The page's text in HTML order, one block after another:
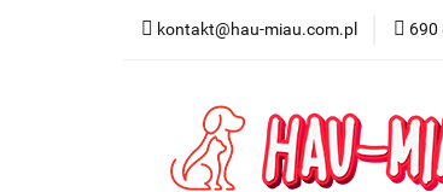
kontakt@hau-miau.com.pl 690